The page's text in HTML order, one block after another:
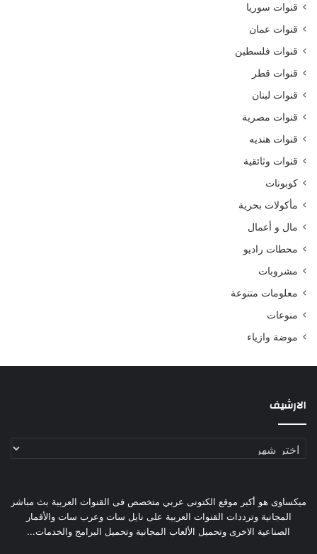
قنوات سوريا
قنوات عمان
قنوات فلسطين
قنوات قطر
قنوات لبنان
قنوات مصرية
قنوات هنديه
قنوات وثائقية
كوبونات
مأكولات بحرية
مال و أعمال
محطات راديو
مشروبات
معلومات متنوعة
منوعات
موضة وازياء
الارشيف
الارشيف
ميكساوى هو أكبر موقع الكتونى عربي متخصص فى القنوات العربية بث مباشر
المجانية وترددات القنوات العربية على نايل سات وعرب سات والأقمار
الصناعية الاخرى وتحميل الألعاب المجانية وتحميل البرامج والخدمات...